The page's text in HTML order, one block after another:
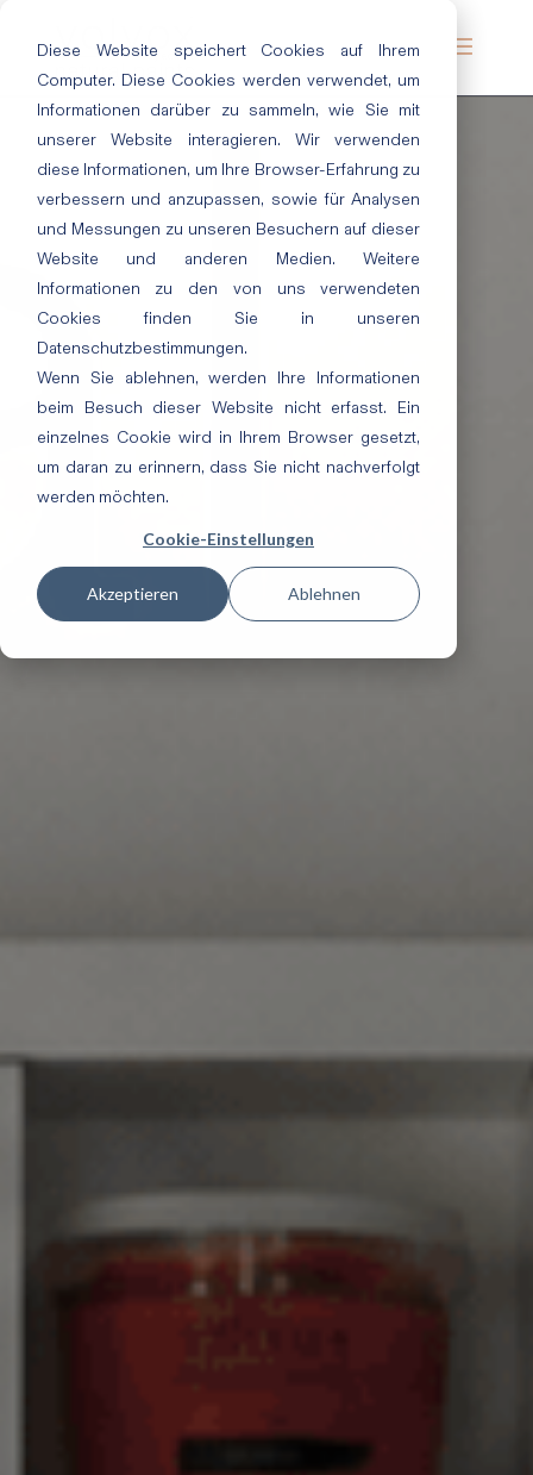
Diese Website speichert Cookies auf Ihrem
Computer. Diese Cookies werden verwendet, um
Informationen darüber zu sammeln, wie Sie mit
unserer Website interagieren. Wir verwenden
diese Informationen, um Ihre Browser-Erfahrung zu
verbessern und anzupassen, sowie für Analysen
und Messungen zu unseren Besuchern auf dieser
Website und anderen Medien. Weitere
Informationen zu den von uns verwendeten
Cookies finden Sie in unseren
Datenschutzbestimmungen.
Wenn Sie ablehnen, werden Ihre Informationen
beim Besuch dieser Website nicht erfasst. Ein
einzelnes Cookie wird in Ihrem Browser gesetzt,
um daran zu erinnern, dass Sie nicht nachverfolgt
werden möchten.
Cookie-Einstellungen
Akzeptieren Ablehnen